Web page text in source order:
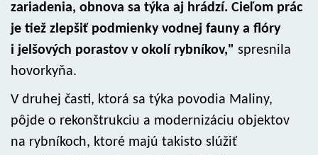
zariadenia, obnova sa týka aj hrádzí. Cieľom prác
je tiež zlepšiť podmienky vodnej fauny a flóry
i jelšových porastov v okolí rybníkov," spresnila
hovorkyňa.
V druhej časti, ktorá sa týka povodia Maliny,
pôjde o rekonštrukciu a modernizáciu objektov
na rybníkoch, ktoré majú takisto slúžiť